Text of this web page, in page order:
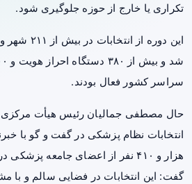
تکراری یا خارج از حوزه جلوگیری شود.
سراسر کشور فعال بودند.
حال مصطفی جمالیان رئیس هیأت مرکزی
هزار و ۴۱۰ نفر از اعضای جامعه
گفت: این انتخابات در فضایی سالم و با